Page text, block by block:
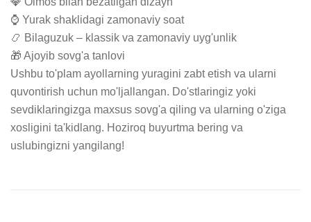
⌚ Yurak shaklidagi zamonaviy soat
📿 Bilaguzuk – klassik va zamonaviy uyg'unlik
🎁 Ajoyib sovg'a tanlovi
Ushbu to'plam ayollarning yuragini zabt etish va ularni
quvontirish uchun mo'ljallangan. Do'stlaringiz yoki
sevdiklaringizga maxsus sovg'a qiling va ularning o'ziga
xosligini ta'kidlang. Hoziroq buyurtma bering va
uslubingizni yangilang!